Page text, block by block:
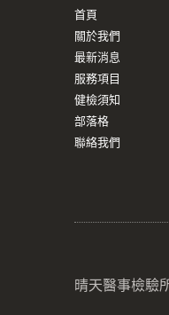
首頁
關於我們
最新消息
服務項目
健檢須知
部落格
聯絡我們
晴天醫事檢驗